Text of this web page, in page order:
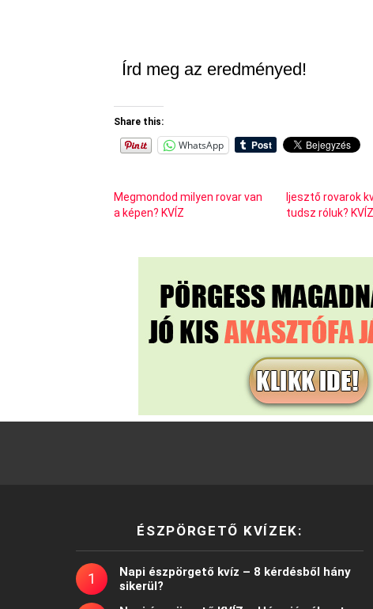
Írd meg az eredményed!
Share this:
WhatsApp
Megmondod milyen rovar van
a képen? KVÍZ
Ijesztő rovarok
tudsz róluk? KVÍZ
ÉSZPÖRGETŐ KVÍZEK:
Napi észpörgető kvíz – 8 kérdésből hány
sikerül?